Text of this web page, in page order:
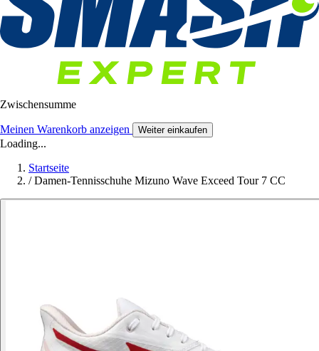
Zwischensumme
Meinen Warenkorb anzeigen Weiter einkaufen
Loading...
Startseite
/ Damen-Tennisschuhe Mizuno Wave Exceed Tour 7 CC